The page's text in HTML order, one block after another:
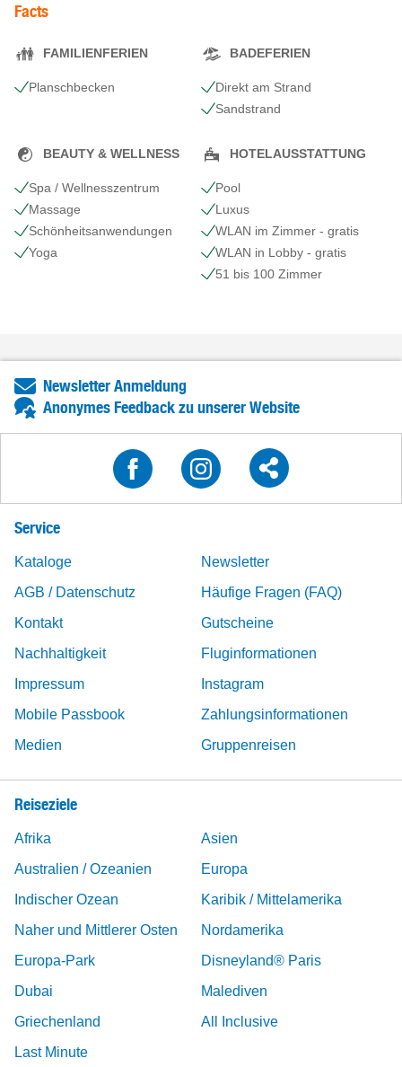
Facts
FAMILIENFERIEN
Planschbecken
BADEFERIEN
Direkt am Strand
Sandstrand
BEAUTY & WELLNESS
Spa / Wellnesszentrum
Massage
Schönheits​anwendungen
Yoga
HOTELAUSSTATTUNG
Pool
Luxus
WLAN im Zimmer - gratis
WLAN in Lobby - gratis
51 bis 100 Zimmer
Newsletter Anmeldung
Anonymes Feedback zu unserer Website
Service
Kataloge
Newsletter
AGB / Datenschutz
Häufige Fragen (FAQ)
Kontakt
Gutscheine
Nachhaltigkeit
Fluginformationen
Impressum
Instagram
Mobile Passbook
Zahlungsinformationen
Medien
Gruppenreisen
Reiseziele
Afrika
Asien
Australien / Ozeanien
Europa
Indischer Ozean
Karibik / Mittelamerika
Naher und Mittlerer Osten
Nordamerika
Europa-Park
Disneyland® Paris
Dubai
Malediven
Griechenland
All Inclusive
Last Minute